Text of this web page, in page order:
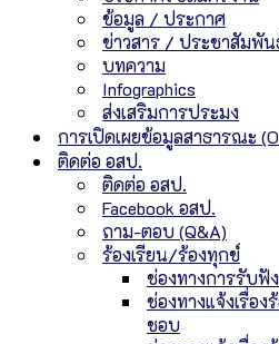
ข้อมูล / ประกาศ
ข่าวสาร / ประชาสัมพั
บทความ
Infographics
ส่งเสริมการประมง
การเปิดเผยข้อมูลสาธารณะ
ติดต่อ อสป.
ติดต่อ อสป.
Facebook อสป.
ถาม-ตอบ (Q&A)
ร้องเรียน/ร้องทุกข์
ช่องทางการรับฟั
ช่องทางแจ้งเรื่อ
ชอบ